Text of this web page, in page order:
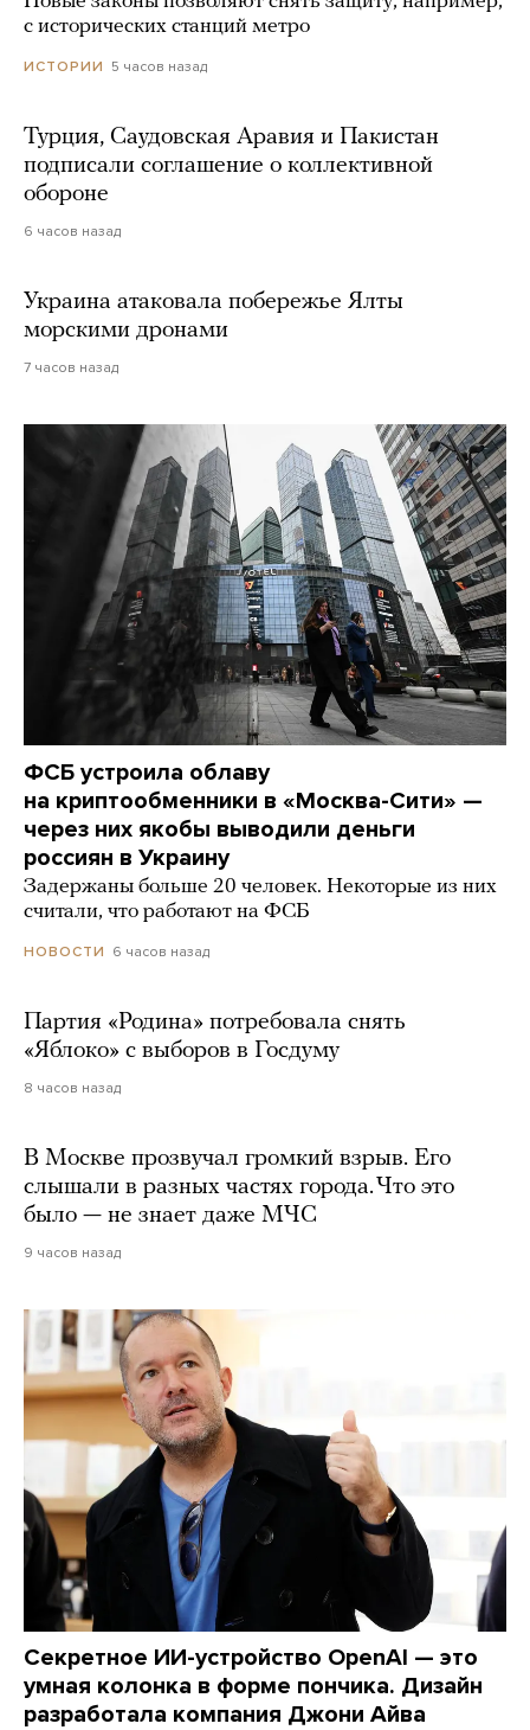
с исторических станций метро
ИСТОРИИ 5 часов назад
Турция, Саудовская Аравия и Пакистан
подписали соглашение о коллективной
обороне
6 часов назад
Украина атаковала побережье Ялты
морскими дронами
7 часов назад
ФСБ устроила облаву
на криптообменники в «Москва-Сити» —
через них якобы выводили деньги
россиян в Украину
Задержаны больше 20 человек. Некоторые из них
считали, что работают на ФСБ
НОВОСТИ 6 часов назад
Партия «Родина» потребовала снять
«Яблоко» с выборов в Госдуму
8 часов назад
В Москве прозвучал громкий взрыв. Его
слышали в разных частях города. Что это
было — не знает даже МЧС
9 часов назад
Секретное ИИ-устройство OpenAI — это
умная колонка в форме пончика. Дизайн
разработала компания Джони Айва